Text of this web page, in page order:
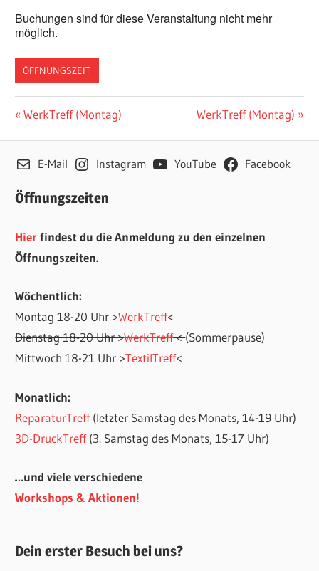
Buchungen sind für diese Veranstaltung nicht mehr
möglich.
ÖFFNUNGSZEIT
Beitragsnavigation
Vorheriger
WerkTreff (Montag)
Nächster
WerkTreff (Montag)
E-Mail Instagram YouTube Facebook
Öffnungszeiten
Hierfindest du die Anmeldung zu den einzelnen
Öffnungszeiten.
Wöchentlich:
Montag 18-20 Uhr >WerkTreff<
Dienstag 18-20 Uhr >WerkTreff<(Sommerpause)
Mittwoch 18-21 Uhr >TextilTreff<
Monatlich:
ReparaturTreff(letzter Samstag des Monats, 14-19 Uhr)
3D-DruckTreff(3. Samstag des Monats, 15-17 Uhr)
…und viele verschiedene
Workshops & Aktionen!
Dein erster Besuch bei uns?